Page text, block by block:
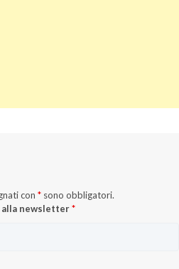
con * sono obbligatori.
newsletter*